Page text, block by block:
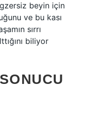
beyin için
ve bu kası
sırrı
biliyor